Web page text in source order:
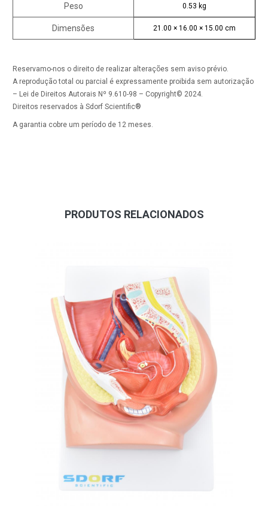
Peso 0.53 kg
Dimensões 21.00 × 16.00 × 15.00 cm
Reservamo-nos o direito de realizar alterações sem aviso prévio.
A reprodução total ou parcial é expressamente proibida sem autorização
– Lei de Direitos Autorais Nº 9.610-98 – Copyright© 2024.
Direitos reservados à Sdorf Scientific®
A garantia cobre um período de 12 meses.
PRODUTOS RELACIONADOS